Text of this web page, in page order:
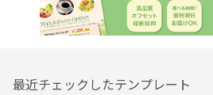
最近チェックしたテンプレート